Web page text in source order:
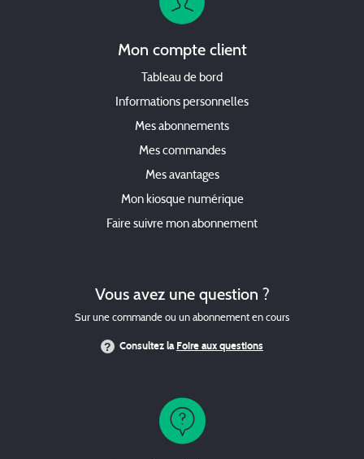
Mon compte client
Tableau de bord
Informations personnelles
Mes abonnements
Mes commandes
Mes avantages
Mon kiosque numérique
Faire suivre mon abonnement
Vous avez une question ?
Sur une commande ou un abonnement en cours
Consultez laFoire aux questions